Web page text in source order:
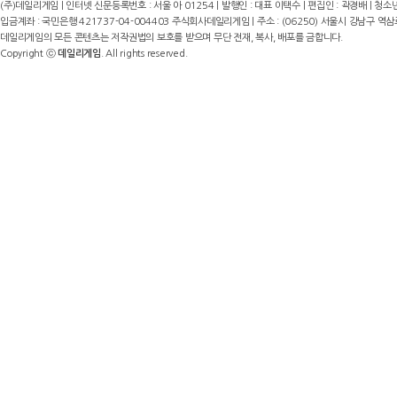
(주)데일리게임 | 인터넷 신문등록번호 : 서울 아 01254 | 발행인 : 대표 이택수 | 편집인 : 곽경배 |
입금계좌 : 국민은행 421737-04-004403 주식회사데일리게임 | 주소 : (06250) 서울시 강남구
데일리게임의 모든 콘텐츠는 저작권법의 보호를 받으며 무단 전재, 복사, 배포를 금합니다.
Copyright ⓒ데일리게임 . All rights reserved.